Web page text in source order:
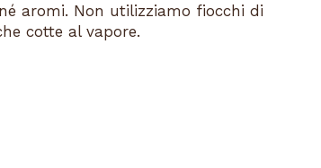
aromi. Non utilizziamo fiocchi di
cotte al vapore.